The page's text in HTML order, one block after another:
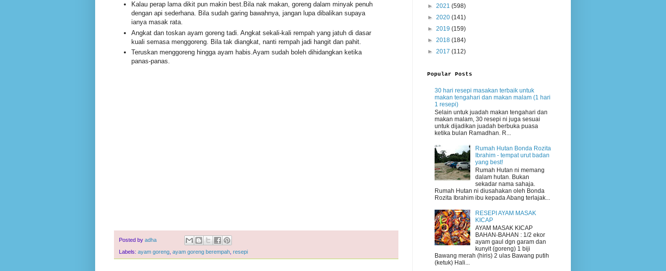
Kalau perap lama dikit pun makin best.Bila nak makan, goreng dalam minyak penuh
dengan api sederhana. Bila sudah garing bawahnya, jangan lupa dibalikan supaya
ianya masak rata.
Angkat dan toskan ayam goreng tadi. Angkat sekali-kali rempah yang jatuh di dasar
kuali semasa menggoreng. Bila tak diangkat, nanti rempah jadi hangit dan pahit.
Teruskan menggoreng hingga ayam habis.Ayam sudah boleh dihidangkan ketika
panas-panas.
Posted by adha
Labels: ayam goreng ayam goreng berempah resepi
► 2021 (598)
► 2020 (141)
► 2019 (159)
► 2018 (184)
► 2017 (112)
Popular Posts
30 hari resepi masakan terbaik untuk
makan tengahari dan makan malam (1 hari
1 resepi)
Selain untuk juadah makan tengahari dan
makan malam, 30 resepi ni juga sesuai
untuk dijadikan juadah berbuka puasa
ketika bulan Ramadhan. R...
Rumah Hutan Bonda Rozita
Ibrahim - tempat urut badan
yang best!
Rumah Hutan ni memang
dalam hutan. Bukan
sekadar nama sahaja.
Rumah Hutan ni diusahakan oleh Bonda
Rozita Ibrahim ibu kepada Abang terlajak...
RESEPI AYAM MASAK
KICAP
AYAM MASAK KICAP
BAHAN-BAHAN : 1/2 ekor
ayam gaul dgn garam dan
kunyit (goreng) 1 biji
Bawang merah (hiris) 2 ulas Bawang putih
(ketuk) Hali...